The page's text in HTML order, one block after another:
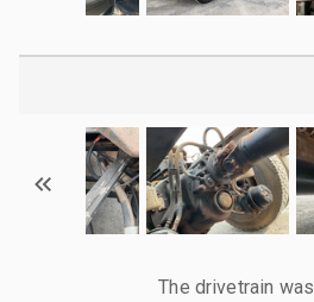
The drivetrain was